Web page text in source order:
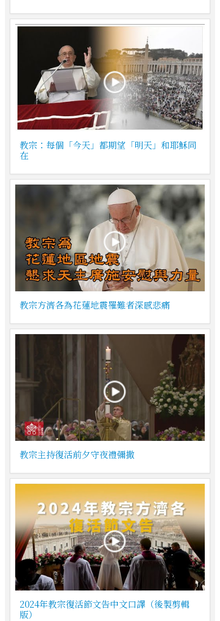
教宗：每個「今天」都期望「明天」和耶穌同
在
教宗方濟各為花蓮地震罹難者深感悲痛
教宗主持復活前夕守夜禮彌撒
2024年教宗復活節文告中文口譯（後製剪輯
版）